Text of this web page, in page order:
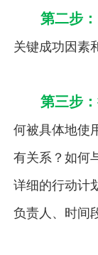
第二步
关键成功因素
第三步
何被具体地使
有关系？如何
详细的行动计
负责人、时间